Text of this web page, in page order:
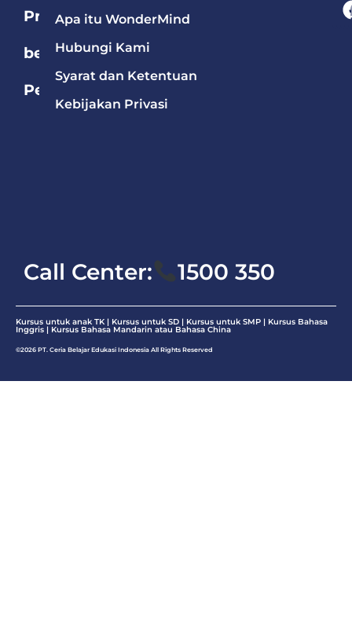
Program
berdasarkan
Pelajaran
Apa itu WonderMind
Hubungi Kami
Syarat dan Ketentuan
Kebijakan Privasi
Call Center: 1500 350
Kursus untuk anak TK | Kursus untuk SD | Kursus untuk SMP | Kursus Bahasa
Inggris | Kursus Bahasa Mandarin atau Bahasa China
©2026 PT. Ceria Belajar Edukasi Indonesia All Rights Reserved